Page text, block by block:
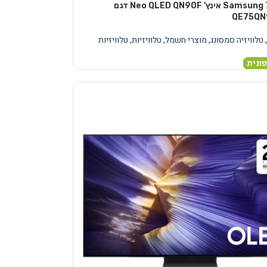
טלוויזיה Samsung 75 אינץ' Neo QLED QN90F דגם
,טלוויזיה סמסונג,מוצרי חשמל,טלוויזיות,טלוויזיות